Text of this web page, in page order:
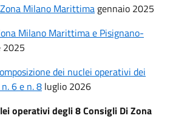
Milano Marittima gennaio 2025
Milano Marittima e Pisignano-
2025
dei nuclei operativi dei
6 e n. 8 luglio 2026
operativi degli 8 Consigli Di Zona